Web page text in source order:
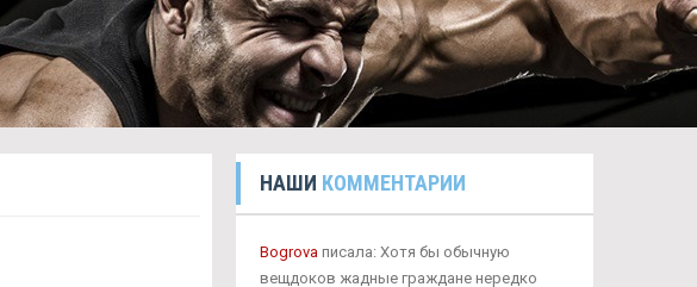
НАШИ КОММЕНТАРИИ
Bogrovaписала: Хотя бы обычную
вещдоков жадные граждане нередко